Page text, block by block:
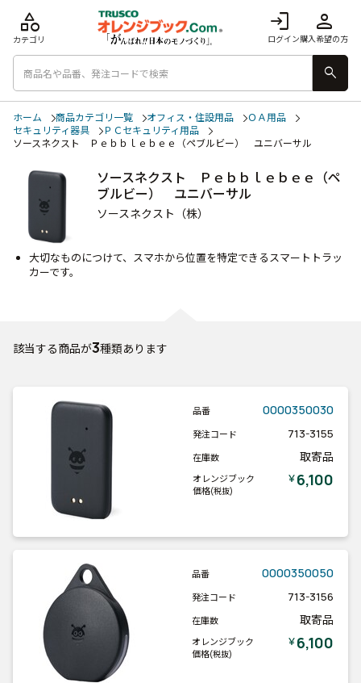
login
ログイン
person
購入希望の方
category
カテゴリ
search
ホーム 商品カテゴリ一覧 オフィス・住設用品
ＯＡ用品
セキュリティ器具
ＰＣセキュリティ用品
ソースネクスト Ｐｅｂｂｌｅｂｅｅ（ペブルビー） ユニバーサル
ソースネクスト Ｐｅｂｂｌｅｂｅｅ（ペ
ブルビー） ユニバーサル
ソースネクスト（株）
大切なものにつけて、スマホから位置を特定できるスマートトラッ
カーです。
該当する商品が3種類あります
品番 0000350030
発注コード 713-3155
在庫数 取寄品
オレンジブック
価格(税抜)
￥6,100
品番 0000350050
発注コード 713-3156
在庫数 取寄品
オレンジブック
価格(税抜)
￥6,100